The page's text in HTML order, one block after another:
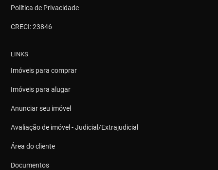
Política de Privacidade
CRECI: 23846
LINKS
Imóveis para comprar
Imóveis para alugar
Anunciar seu imóvel
Avaliação de imóvel - Judicial/Extrajudicial
Área do cliente
Documentos